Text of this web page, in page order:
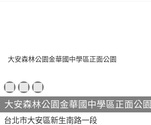
大安森林公園金華國中學區正面公園
台北市大安區新生南路一段